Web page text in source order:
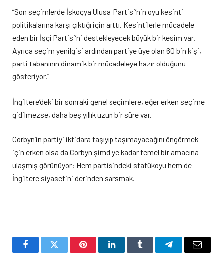
“Son seçimlerde İskoçya Ulusal Partisi’nin oyu kesinti
politikalarına karşı çıktığı için arttı. Kesintilerle mücadele
eden bir İşçi Partisi’ni destekleyecek büyük bir kesim var.
Ayrıca seçim yenilgisi ardından partiye üye olan 60 bin kişi,
parti tabanının dinamik bir mücadeleye hazır olduğunu
gösteriyor.”
İngiltere’deki bir sonraki genel seçimlere, eğer erken seçime
gidilmezse, daha beş yıllık uzun bir süre var.
Corbyn’in partiyi iktidara taşıyıp taşımayacağını öngörmek
için erken olsa da Corbyn şimdiye kadar temel bir amacına
ulaşmış görünüyor: Hem partisindeki statükoyu hem de
İngiltere siyasetini derinden sarsmak.
FacebookTwitter PinterestLinkedInTumblr TelegramEmail